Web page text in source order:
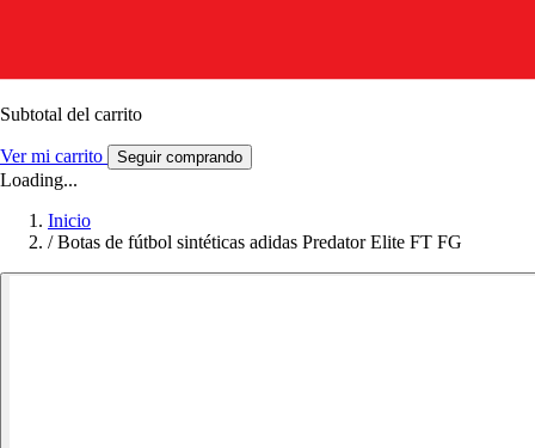
Subtotal del carrito
Ver mi carrito Seguir comprando
Loading...
Inicio
/ Botas de fútbol sintéticas adidas Predator Elite FT FG